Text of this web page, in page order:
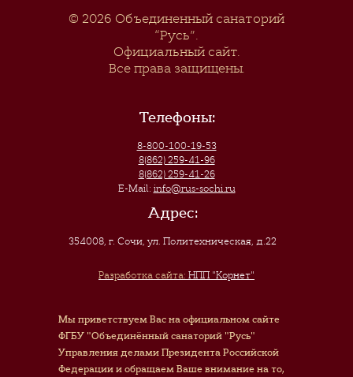
© 2026 Объединенный санаторий
“Русь”.
Официальный сайт.
Все права защищены.
Телефоны:
8-800-100-19-53
8(862) 259-41-96
8(862) 259-41-26
E-Mail: info@rus-sochi.ru
Адрес:
354008, г. Сочи,ул. Политехническая, д.22
Разработка сайта: НПП "Корнет"
Мы приветствуем Вас на официальном сайте
ФГБУ "Объединённый санаторий "Русь"
Управления делами Президента Российской
Федерации и обращаем Ваше внимание на то,